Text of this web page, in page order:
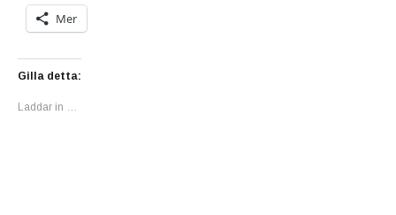
Mer
Gilla detta:
Laddar in …